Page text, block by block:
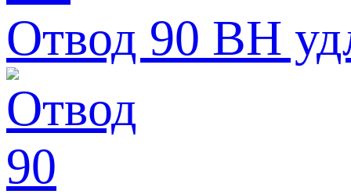
Отвод 90 BH